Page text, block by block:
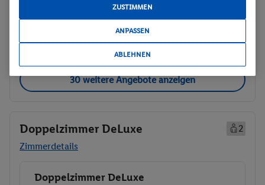
Veranstalter:XPUR Reisen GmbH
Weitere Informationen des
Veranstalters
30 weitere Angebote anzeigen
Doppelzimmer DeLuxe
2
Zimmerdetails
Buchen
Doppelzimmer DeLuxe
ZUSTIMMEN
ANPASSEN
ABLEHNEN